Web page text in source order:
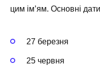
цим ім’ям. Основні
27 березня
25 червня